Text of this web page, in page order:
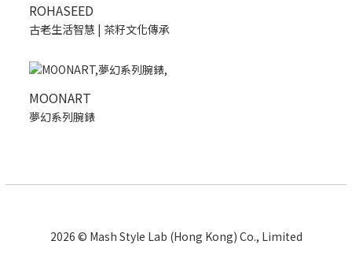
ROHASEED
古老生活智慧 | 茶籽文化傳承
MOONART
夢幻系列腕錶
2026 © Mash Style Lab (Hong Kong) Co., Limited